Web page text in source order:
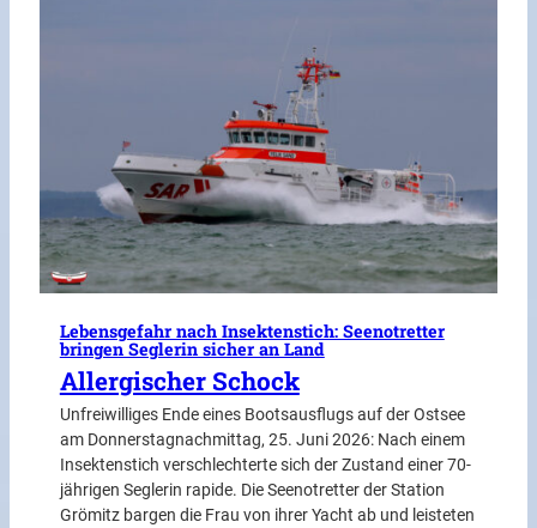
Lebensgefahr nach Insektenstich: Seenotretter
bringen Seglerin sicher an Land
Allergischer Schock
Unfreiwilliges Ende eines Bootsausflugs auf der Ostsee
am Donnerstagnachmittag, 25. Juni 2026: Nach einem
Insektenstich verschlechterte sich der Zustand einer 70-
jährigen Seglerin rapide. Die Seenotretter der Station
Grömitz bargen die Frau von ihrer Yacht ab und leisteten